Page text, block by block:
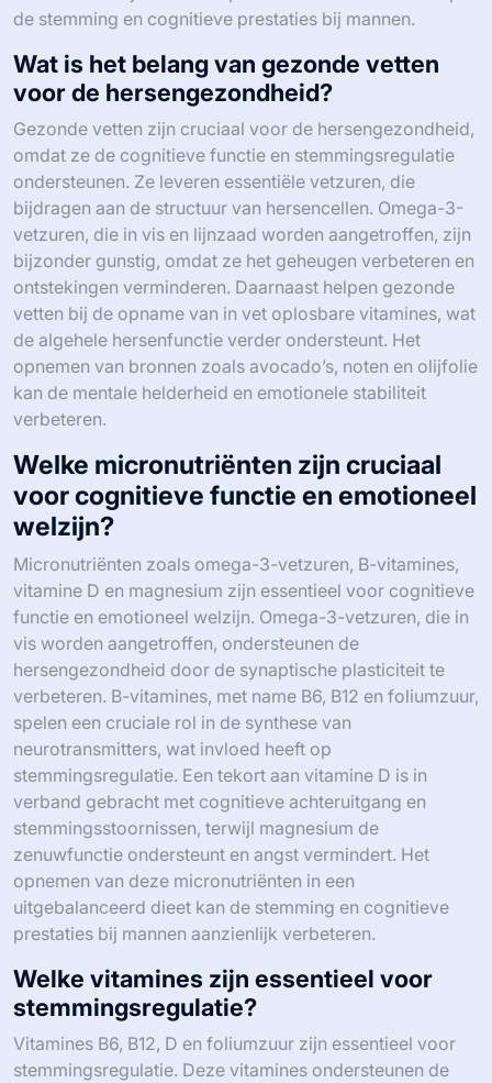
de stemming en cognitieve prestaties bij mannen.
Wat is het belang van gezonde vetten
voor de hersengezondheid?
Gezonde vetten zijn cruciaal voor de hersengezondheid,
omdat ze de cognitieve functie en stemmingsregulatie
ondersteunen. Ze leveren essentiële vetzuren, die
bijdragen aan de structuur van hersencellen. Omega-3-
vetzuren, die in vis en lijnzaad worden aangetroffen, zijn
bijzonder gunstig, omdat ze het geheugen verbeteren en
ontstekingen verminderen. Daarnaast helpen gezonde
vetten bij de opname van in vet oplosbare vitamines, wat
de algehele hersenfunctie verder ondersteunt. Het
opnemen van bronnen zoals avocado’s, noten en olijfolie
kan de mentale helderheid en emotionele stabiliteit
verbeteren.
Welke micronutriënten zijn cruciaal
voor cognitieve functie en emotioneel
welzijn?
Micronutriënten zoals omega-3-vetzuren, B-vitamines,
vitamine D en magnesium zijn essentieel voor cognitieve
functie en emotioneel welzijn. Omega-3-vetzuren, die in
vis worden aangetroffen, ondersteunen de
hersengezondheid door de synaptische plasticiteit te
verbeteren. B-vitamines, met name B6, B12 en foliumzuur,
spelen een cruciale rol in de synthese van
neurotransmitters, wat invloed heeft op
stemmingsregulatie. Een tekort aan vitamine D is in
verband gebracht met cognitieve achteruitgang en
stemmingsstoornissen, terwijl magnesium de
zenuwfunctie ondersteunt en angst vermindert. Het
opnemen van deze micronutriënten in een
uitgebalanceerd dieet kan de stemming en cognitieve
prestaties bij mannen aanzienlijk verbeteren.
Welke vitamines zijn essentieel voor
stemmingsregulatie?
Vitamines B6, B12, D en foliumzuur zijn essentieel voor
stemmingsregulatie. Deze vitamines ondersteunen de